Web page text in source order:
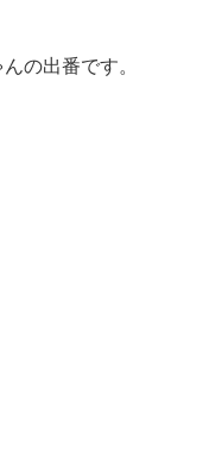
の出番です。